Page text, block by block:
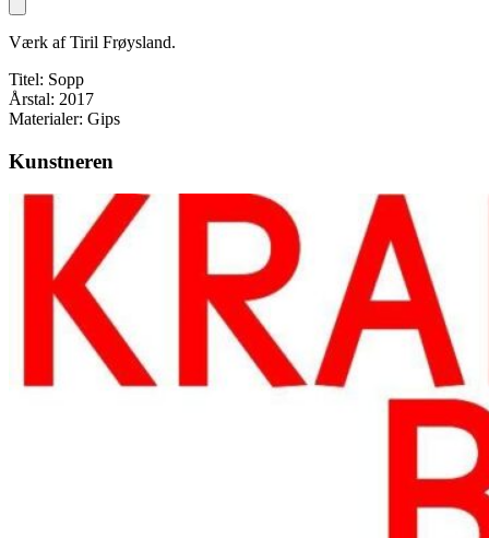
Værk af Tiril Frøysland.
Titel: Sopp
Årstal: 2017
Materialer: Gips
Kunstneren